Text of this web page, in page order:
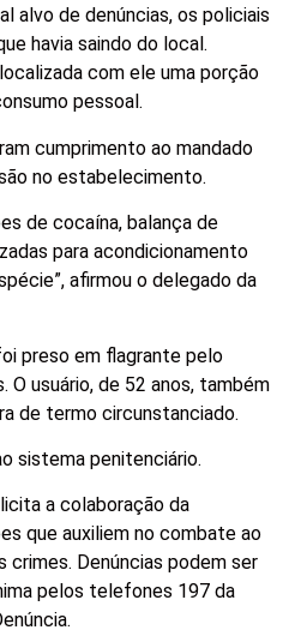
alvo de denúncias, os policiais
havia saindo do local.
com ele uma porção
pessoal.
cumprimento ao mandado
no estabelecimento.
de cocaína, balança de
para acondicionamento
afirmou o delegado da
preso em flagrante pelo
usuário, de 52 anos, também
de termo circunstanciado.
sistema penitenciário.
a colaboração da
que auxiliem no combate ao
crimes. Denúncias podem ser
pelos telefones 197 da